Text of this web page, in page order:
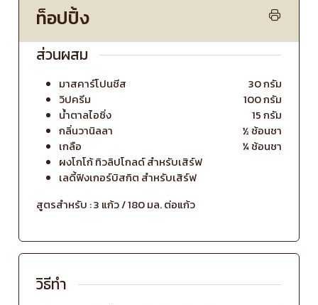
ท็อปปิ้ง
ส่วนผสม
มาสคาร์โปนชีส
30 กรัม
วิปครีม
100 กรัม
น้ำตาลไอซิ่ง
15 กรัม
กลิ่นวานิลลา
½ ช้อนชา
เกลือ
¼ ช้อนชา
ผงโกโก้ ทิวลิปโกลด์ สำหรับเสิร์ฟ
เลดี้ฟิงเกอร์บิสกิต สำหรับเสิร์ฟ
สูตรสำหรับ : 3 แก้ว / 180 มล. ต่อแก้ว
วิธีทำ